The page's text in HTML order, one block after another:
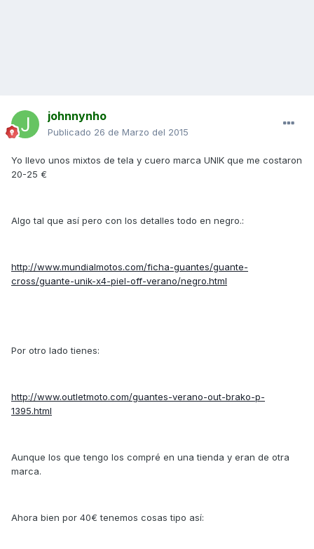
johnnynho
Publicado 26 de Marzo del 2015
Yo llevo unos mixtos de tela y cuero marca UNIK que me costaron
20-25 €
Algo tal que así pero con los detalles todo en negro.:
http://www.mundialmotos.com/ficha-guantes/guante-
cross/guante-unik-x4-piel-off-verano/negro.html
Por otro lado tienes:
http://www.outletmoto.com/guantes-verano-out-brako-p-
1395.html
Aunque los que tengo los compré en una tienda y eran de otra
marca.
Ahora bien por 40€ tenemos cosas tipo así: